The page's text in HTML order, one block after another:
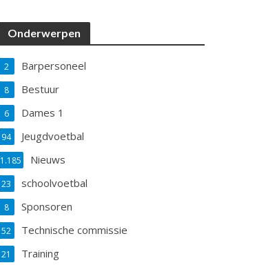
Onderwerpen
Barpersoneel
2
Bestuur
8
Dames 1
6
Jeugdvoetbal
94
Nieuws
1.185
schoolvoetbal
23
Sponsoren
8
Technische commissie
52
Training
21